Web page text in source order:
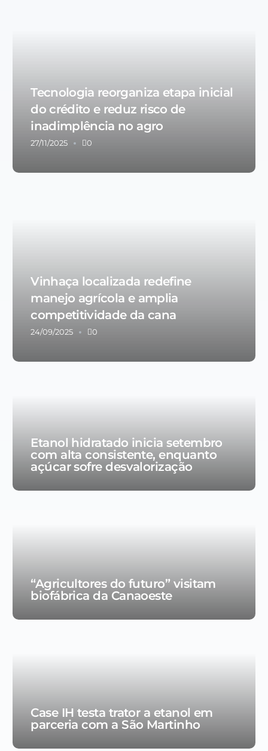
Tecnologia reorganiza etapa inicial
do crédito e reduz risco de
inadimplência no agro
27/11/2025 0
Vinhaça localizada redefine
manejo agrícola e amplia
competitividade da cana
24/09/2025 0
Etanol hidratado inicia setembro
com alta consistente, enquanto
açúcar sofre desvalorização
“Agricultores do futuro” visitam
biofábrica da Canaoeste
Case IH testa trator a etanol em
parceria com a São Martinho